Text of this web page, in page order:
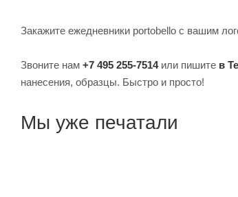
Закажите ежедневники portobello с вашим
Звоните нам +7 495 255-7514или пишите в
нанесения, образцы. Быстро и просто!
Мы уже печатали